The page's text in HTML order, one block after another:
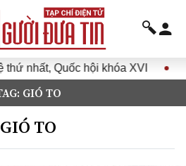
Đưa Nghị quyết Đại hội
GIÓ TO
GIÓ TO